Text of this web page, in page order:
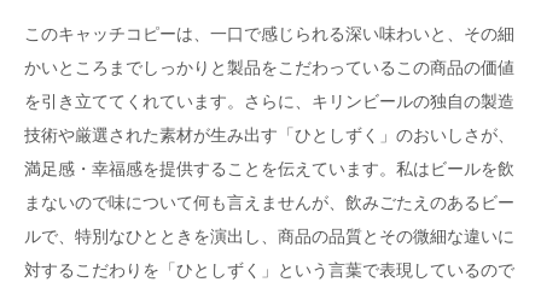
このキャッチコピーは、一口で感じられる深い味わいと、その細
かいところまでしっかりと製品をこだわっているこの商品の価値
を引き立ててくれています。さらに、キリンビールの独自の製造
技術や厳選された素材が生み出す「ひとしずく」のおいしさが、
満足感・幸福感を提供することを伝えています。私はビールを飲
まないので味について何も言えませんが、飲みごたえのあるビー
ルで、特別なひとときを演出し、商品の品質とその微細な違いに
対するこだわりを「ひとしずく」という言葉で表現しているので